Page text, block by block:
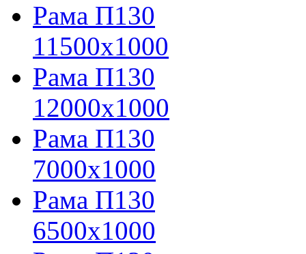
Рама П130
11500х1000
Рама П130
12000х1000
Рама П130
7000х1000
Рама П130
6500х1000